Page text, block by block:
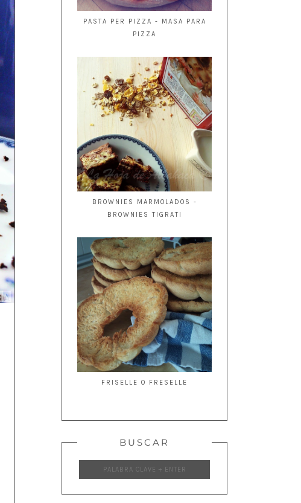
PASTA PER PIZZA - MASA PARA
PIZZA
BROWNIES MARMOLADOS -
BROWNIES TIGRATI
FRISELLE O FRESELLE
BUSCAR